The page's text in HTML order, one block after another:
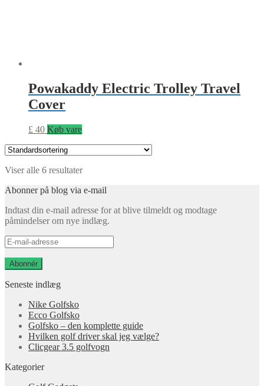
Powakaddy Electric Trolley Travel
Cover
£ 40 Køb vare
Viser alle 6 resultater
Abonner på blog via e-mail
Indtast din e-mail adresse for at blive tilmeldt og modtage
påmindelser om nye indlæg.
E-
mail-
adresse
Abonnér
Seneste indlæg
Nike Golfsko
Ecco Golfsko
Golfsko – den komplette guide
Hvilken golf driver skal jeg vælge?
Clicgear 3.5 golfvogn
Kategorier